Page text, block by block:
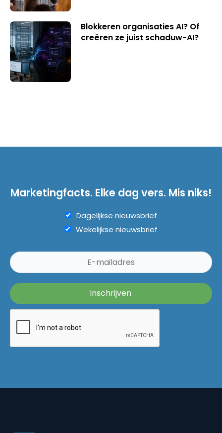
Blokkeren organisaties AI? Of
creëren ze juist schaduw-AI?
Marketingfacts. Elke dag vers. Mis niks!
Dagelijkse nieuwsbrief
Wekelijkse nieuwsbrief